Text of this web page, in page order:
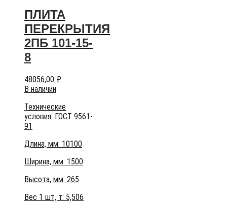
ПЛИТА
ПЕРЕКРЫТИЯ
2ПБ 101-15-
8
48056,00 ₽
В наличии
Технические
условия: ГОСТ 9561-
91
Длина, мм: 10100
Ширина, мм: 1500
Высота, мм: 265
Вес 1 шт, т: 5,506